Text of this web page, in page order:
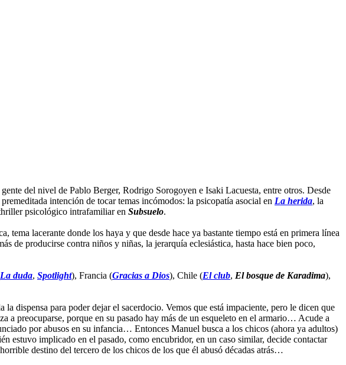
del nivel de Pablo Berger, Rodrigo Sorogoyen e Isaki Lacuesta, entre otros. Desde
intención de tocar temas incómodos: la psicopatía asocial en La herida, la
psicológico intrafamiliar en Subsuelo.
tema lacerante donde los haya y que desde hace ya bastante tiempo está en primera línea
de producirse contra niños y niñas, la jerarquía eclesiástica, hasta hace bien poco,
La duda, Spotlight), Francia (Gracias a Dios), Chile (El club, El bosque de Karadima),
dispensa para poder dejar el sacerdocio. Vemos que está impaciente, pero le dicen que
preocuparse, porque en su pasado hay más de un esqueleto en el armario… Acude a
por abusos en su infancia… Entonces Manuel busca a los chicos (ahora ya adultos)
estuvo implicado en el pasado, como encubridor, en un caso similar, decide contactar
destino del tercero de los chicos de los que él abusó décadas atrás…